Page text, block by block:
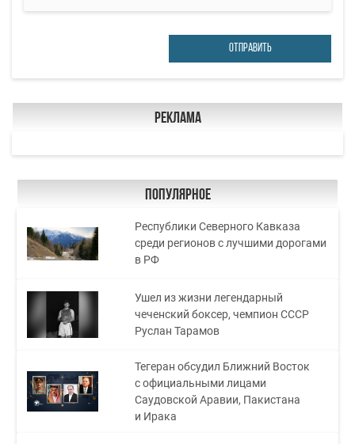
ОТПРАВИТЬ
Реклама
Популярное
Республики Северного Кавказа
среди регионов с лучшими дорогами
в РФ
Ушел из жизни легендарный
чеченский боксер, чемпион СССР
Руслан Тарамов
Тегеран обсудил Ближний Восток
с официальными лицами
Саудовской Аравии, Пакистана
и Ирака